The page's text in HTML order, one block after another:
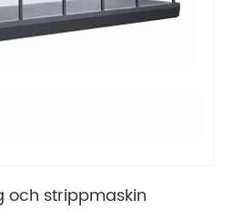
och strippmaskin